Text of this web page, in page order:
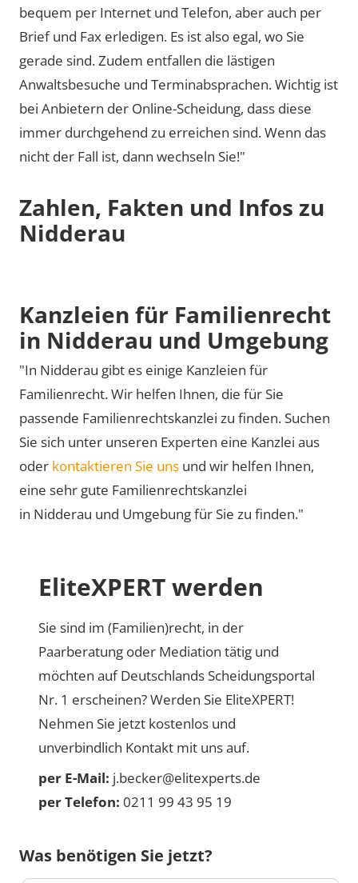
bequem per Internet und Telefon, aber auch per
Brief und Fax erledigen. Es ist also egal, wo Sie
gerade sind. Zudem entfallen die lästigen
Anwaltsbesuche und Terminabsprachen. Wichtig ist
bei Anbietern der Online-Scheidung, dass diese
immer durchgehend zu erreichen sind. Wenn das
nicht der Fall ist, dann wechseln Sie!"
Zahlen, Fakten und Infos zu
Nidderau
Kanzleien für Familienrecht
in Nidderau und Umgebung
"In Nidderau gibt es einige Kanzleien für
Familienrecht. Wir helfen Ihnen, die für Sie
passende Familienrechtskanzlei zu finden. Suchen
Sie sich unter unseren Experten eine Kanzlei aus
oder kontaktieren Sie uns und wir helfen Ihnen,
eine sehr gute Familienrechtskanzlei
in Nidderau und Umgebung für Sie zu finden."
EliteXPERT werden
Sie sind im (Familien)recht, in der
Paarberatung oder Mediation tätig und
möchten auf Deutschlands Scheidungsportal
Nr. 1 erscheinen? Werden Sie EliteXPERT!
Nehmen Sie jetzt kostenlos und
unverbindlich Kontakt mit uns auf.
per E-Mail: j.becker@elitexperts.de
per Telefon: 0211 99 43 95 19
Was benötigen Sie jetzt?